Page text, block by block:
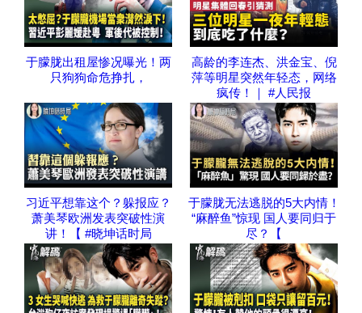
于朦胧出租屋惨况曝光！两
只狗狗命危挣扎，
高龄的李连杰、洪金宝、倪
萍等明星突然年轻态，网络
疯传！｜ #人民报
习近平想靠这个？躲报应？
萧美琴欧洲发表突破性演
讲！【 #晓坤话时局
于朦胧无法逃脱的5大内情！
“麻醉鱼”惊现 国人要同归于
尽？【